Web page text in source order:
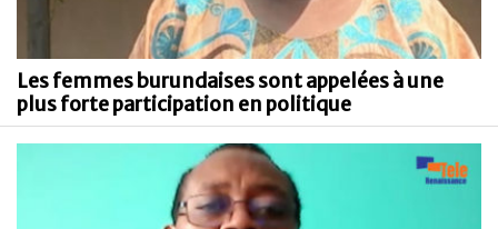
Les femmes burundaises sont appelées à une
plus forte participation en politique